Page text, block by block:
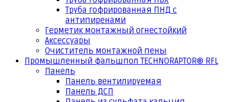
Труба гофрированная ПНД с
антипиренами
Герметик монтажный огнестойкий
Аксессуары
Очиститель монтажной пены
Промышленный фальшпол TECHNORAPTOR® RFL
Панель
Панель вентилируемая
Панель ДСП